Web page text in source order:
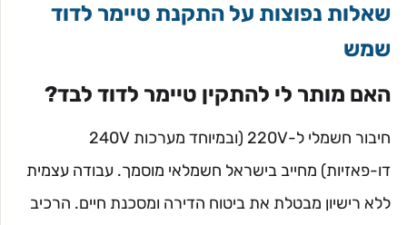
שאלות נפוצות על התקנת טיימר לדוד
שמש
האם מותר לי להתקין טיימר לדוד לבד?
חיבור חשמלי ל-220V (ובמיוחד מערכות 240V
דו-פאזיות) מחייב בישראל חשמלאי מוסמך. עבודה עצמית
ללא רישיון מבטלת את ביטוח הדירה ומסכנת חיים. הרכיב